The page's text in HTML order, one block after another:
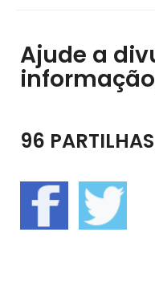
Ajude a
96